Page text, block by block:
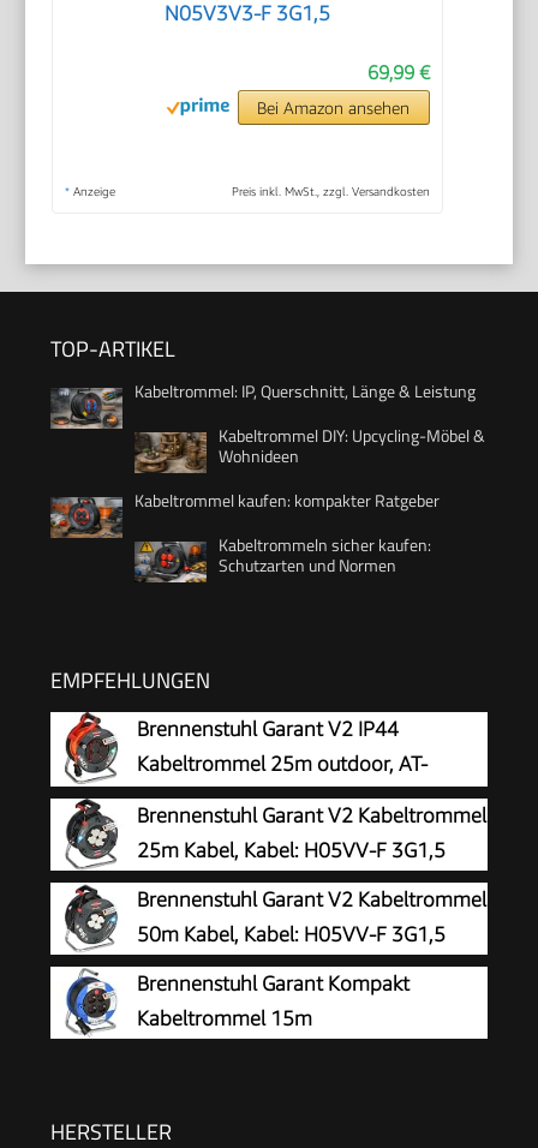
N05V3V3-F 3G1,5
69,99 €
Bei Amazon ansehen
* Anzeige Preis inkl. MwSt., zzgl. Versandkosten
TOP-ARTIKEL
Kabeltrommel: IP, Querschnitt, Länge & Leistung
Kabeltrommel DIY: Upcycling-Möbel &
Wohnideen
Kabeltrommel kaufen: kompakter Ratgeber
Kabeltrommeln sicher kaufen:
Schutzarten und Normen
EMPFEHLUNGEN
Brennenstuhl Garant V2 IP44
Kabeltrommel 25m outdoor, AT-
N05V3V3-F 3G1,5
Brennenstuhl Garant V2 Kabeltrommel
25m Kabel, Kabel: H05VV-F 3G1,5
Brennenstuhl Garant V2 Kabeltrommel
50m Kabel, Kabel: H05VV-F 3G1,5
Brennenstuhl Garant Kompakt
Kabeltrommel 15m
HERSTELLER